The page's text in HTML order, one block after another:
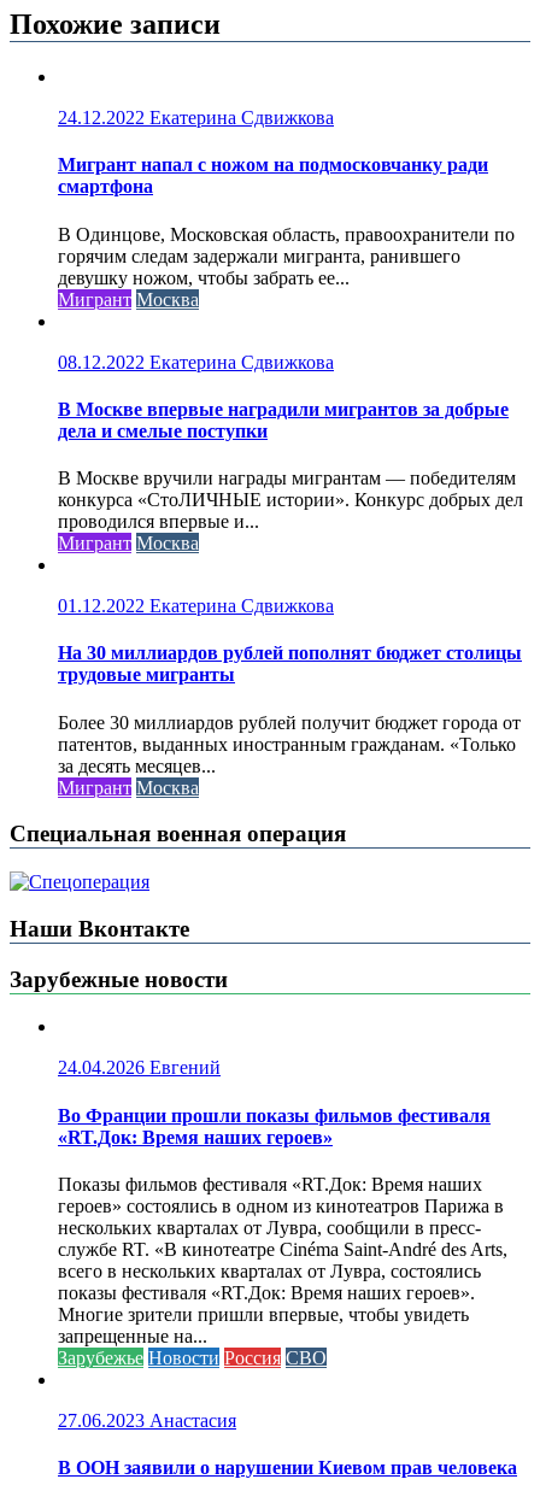
Похожие записи
24.12.2022 Екатерина Сдвижкова
Мигрант напал с ножом на подмосковчанку ради
смартфона
В Одинцове, Московская область, правоохранители по
горячим следам задержали мигранта, ранившего
девушку ножом, чтобы забрать ее...
Мигрант Москва
08.12.2022 Екатерина Сдвижкова
В Москве впервые наградили мигрантов за добрые
дела и смелые поступки
В Москве вручили награды мигрантам — победителям
конкурса «СтоЛИЧНЫЕ истории». Конкурс добрых дел
проводился впервые и...
Мигрант Москва
01.12.2022 Екатерина Сдвижкова
На 30 миллиардов рублей пополнят бюджет столицы
трудовые мигранты
Более 30 миллиардов рублей получит бюджет города от
патентов, выданных иностранным гражданам. «Только
за десять месяцев...
Мигрант Москва
Специальная военная операция
Наши Вконтакте
Зарубежные новости
24.04.2026 Евгений
Во Франции прошли показы фильмов фестиваля
«RT.Док: Время наших героев»
Показы фильмов фестиваля «RT.Док: Время наших
героев» состоялись в одном из кинотеатров Парижа в
нескольких кварталах от Лувра, сообщили в пресс-
службе RT. «В кинотеатре Cinéma Saint-André des Arts,
всего в нескольких кварталах от Лувра, состоялись
показы фестиваля «RT.Док: Время наших героев».
Многие зрители пришли впервые, чтобы увидеть
запрещенные на...
Зарубежье Новости Россия СВО
27.06.2023 Анастасия
В ООН заявили о нарушении Киевом прав человека